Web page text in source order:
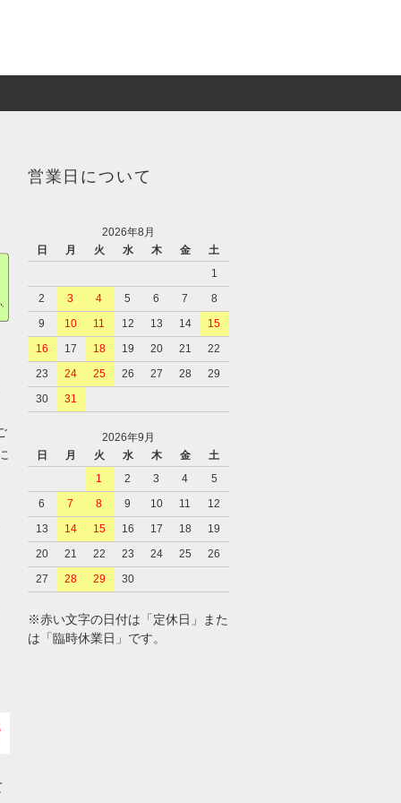
営業日について
2026年8月
日
月 火 水 木 金
土
1
2
3 4 5 6 7
8
9
10 11 12 13 14
15
16
17 18 19 20 21
22
23
24 25 26 27 28
29
30
31
2026年9月
日
月 火 水 木 金
土
1
2 3 4
5
6
7 8 9 10 11
12
13
14 15 16 17 18
19
20
21 22 23 24 25
26
27
28 29 30
※赤い文字の日付は「定休日」また
は「臨時休業日」です。